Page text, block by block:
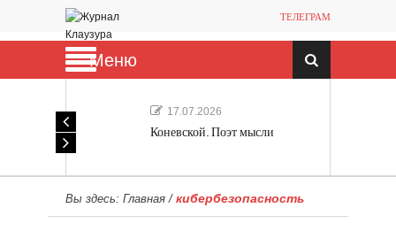
ТЕЛЕГРАМ
Меню
17.07.2026
Коневской. Поэт мысли
Вы здесь: Главная / кибербезопасность